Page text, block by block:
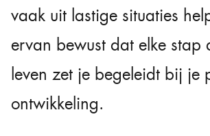
vaak uit lastige situaties
ervan bewust dat elke stap
leven zet je begeleidt bij je
ontwikkeling.